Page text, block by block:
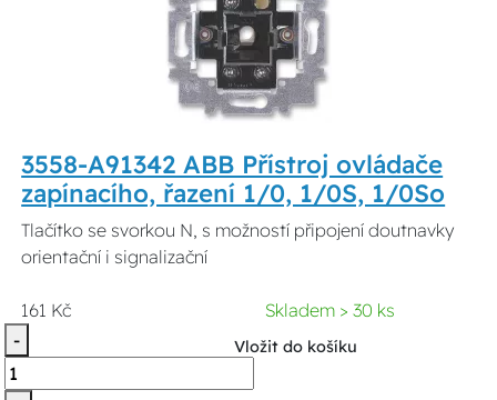
3558-A91342 ABB Přístroj ovládače
zapínacího, řazení 1/0, 1/0S, 1/0So
Tlačítko se svorkou N, s možností připojení doutnavky
orientační i signalizační
161 Kč
Skladem > 30 ks
-
Vložit do košíku